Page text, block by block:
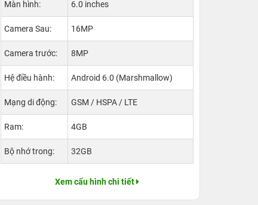
Màn hình: 6.0 inches
Camera Sau: 16MP
Camera trước: 8MP
Hệ điều hành: Android 6.0 (Marshmallow)
Mạng di động: GSM / HSPA / LTE
Ram: 4GB
Bộ nhớ trong: 32GB
Xem cấu hình chi tiết